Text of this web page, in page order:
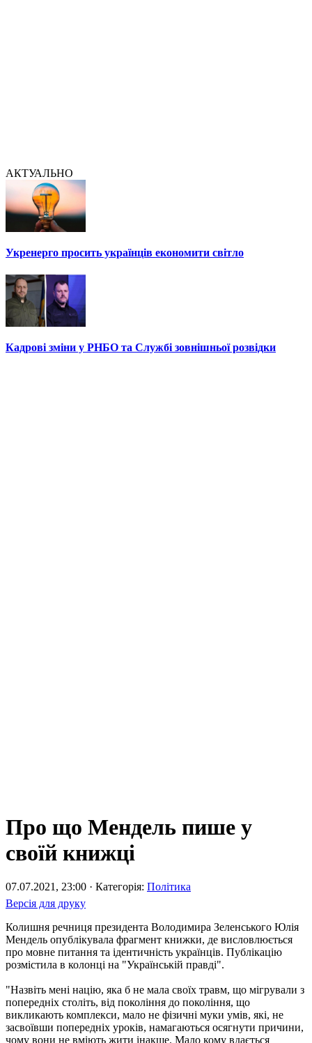
АКТУАЛЬНО
Укренерго просить українців економити світло
Кадрові зміни у РНБО та Службі зовнішньої розвідки
Про що Мендель пише у
своїй книжці
07.07.2021, 23:00 · Категорія: Політика
Версія для друку
Колишня речниця президента Володимира Зеленського Юлія
Мендель опублікувала фрагмент книжки, де висловлюється
про мовне питання та ідентичність українців. Публікацію
розмістила в колонці на "Українській правді".
"Назвіть мені націю, яка б не мала своїх травм, що мігрували з
попередніх століть, від покоління до покоління, що
викликають комплекси, мало не фізичні муки умів, які, не
засвоївши попередніх уроків, намагаються осягнути причини,
чому вони не вміють жити інакше. Мало кому вдається